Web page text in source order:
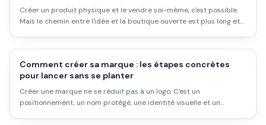
Créer un produit physique et le vendre soi-même, c'est possible.
Mais le chemin entre l'idée et la boutique ouverte est plus long et
Comment créer sa marque : les étapes concrètes
pour lancer sans se planter
Créer une marque ne se réduit pas à un logo. C'est un
positionnement, un nom protégé, une identité visuelle et un